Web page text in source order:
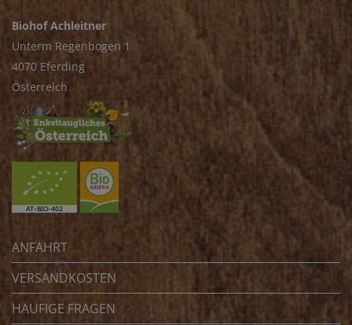
Biohof Achleitner
Unterm Regenbogen 1
4070 Eferding
Österreich
ANFAHRT
VERSANDKOSTEN
HÄUFIGE FRAGEN